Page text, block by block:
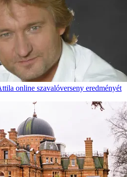
online szavalóverseny eredményét